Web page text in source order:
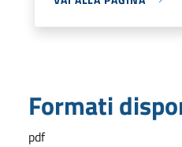
Formati
pdf